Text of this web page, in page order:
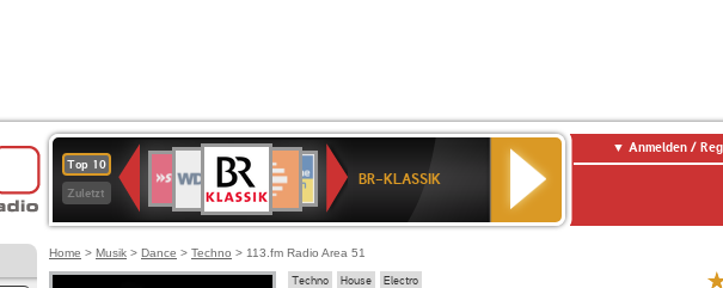
Top 10
Zuletzt
Deutschlandfunk
80er
90er
OLDIE
ANTENNE
4
BR-
KLASSIK
Deutschlandfunk
Kultur
ANTENNE
BAYERN
SWR
Kultur
NDR
2
BR-KLASSIK
Anmelden /
Home > Musik > Dance > Techno > 113.fm Radio Area 51
Techno House Electro